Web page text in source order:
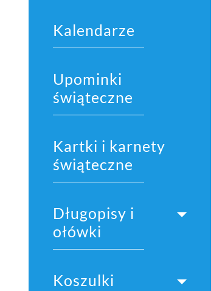
Kalendarze
Upominki
świąteczne
Kartki i karnety
świąteczne
Długopisy i
ołówki
Koszulki